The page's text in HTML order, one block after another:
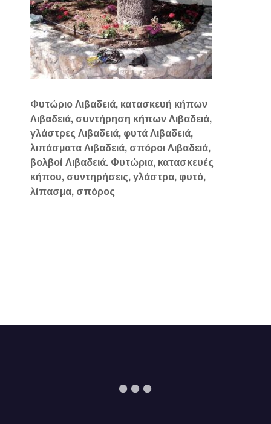
Φυτώριο Λιβαδειά, κατασκευή κήπων
Λιβαδειά, συντήρηση κήπων Λιβαδειά,
γλάστρες Λιβαδειά, φυτά Λιβαδειά,
λιπάσματα Λιβαδειά, σπόροι Λιβαδειά,
βολβοί Λιβαδειά. Φυτώρια, κατασκευές
κήπου, συντηρήσεις, γλάστρα, φυτό,
λίπασμα, σπόρος